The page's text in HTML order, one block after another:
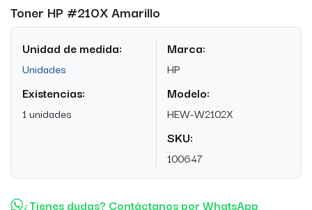
Toner HP #210X Amarillo
Unidad de medida:
Unidades
Existencias:
1 unidades
Marca:
HP
Modelo:
HEW-W2102X
SKU:
100647
¿Tienes dudas? Contáctanos por WhatsApp